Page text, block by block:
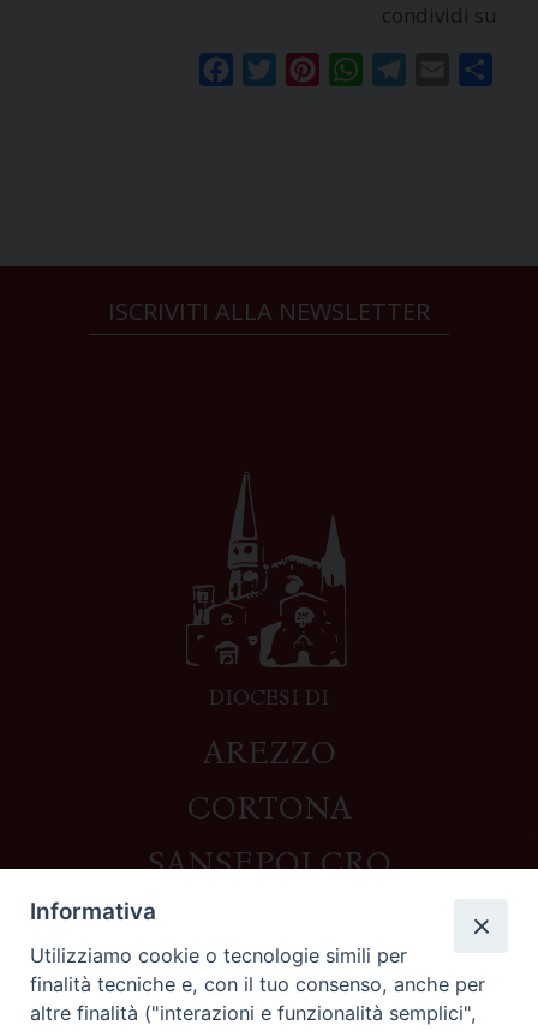
condividi su
FacebookTwitterPinterestWhatsAppTelegram
Email
ISCRIVITI ALLA NEWSLETTER
DIOCESI DI
AREZZO
CORTONA
SANSEPOLCRO
Contatti
Piazza del Duomo,1 - 52100 Arezzo
Informativa
Utilizziamo cookie o tecnologie simili per
finalità tecniche e, con il tuo consenso, anche per
altre finalità ("interazioni e funzionalità semplici",